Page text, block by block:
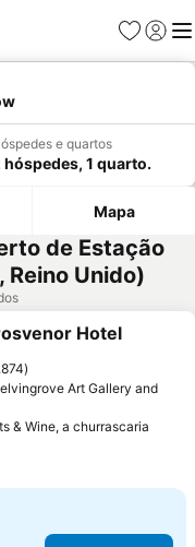
Favoritos
Iniciar
e quartos
hóspedes, 1 quarto.
Mapa
de Estação
Reino Unido)
aos favoritos
Hotel
Art Gallery and
& Wine, a churrascaria